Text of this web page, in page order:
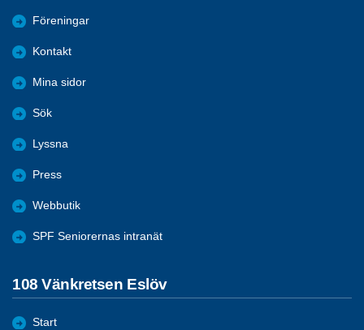
Föreningar
Kontakt
Mina sidor
Sök
Lyssna
Press
Webbutik
SPF Seniorernas intranät
108 Vänkretsen Eslöv
Start